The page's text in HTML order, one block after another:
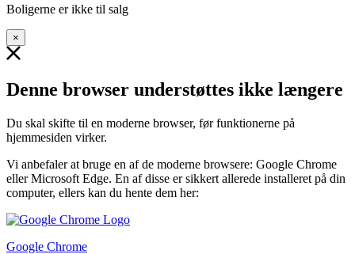
Boligerne er ikke til salg
×
Denne browser understøttes ikke længere
Du skal skifte til en moderne browser, før funktionerne på
hjemmesiden virker.
Vi anbefaler at bruge en af de moderne browsere: Google Chrome
eller Microsoft Edge. En af disse er sikkert allerede installeret på din
computer, ellers kan du hente dem her:
Google Chrome